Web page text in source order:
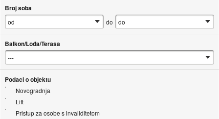
Broj soba
do
Balkon/Lođa/Terasa
Podaci o objektu
Novogradnja
Lift
Pristup za osobe s invaliditetom